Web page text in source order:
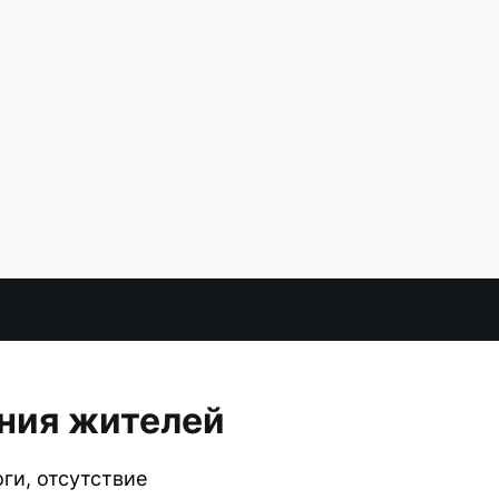
жителей
отсутствие